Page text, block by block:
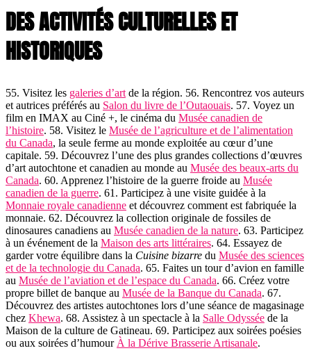
DES ACTIVITÉS CULTURELLES ET
HISTORIQUES
55. Visitez les galeries d’art de la région. 56. Rencontrez vos auteurs
et autrices préférés au Salon du livre de l’Outaouais. 57. Voyez un
film en IMAX au Ciné +, le cinéma du Musée canadien de
l’histoire. 58. Visitez le Musée de l’agriculture et de l’alimentation
du Canada, la seule ferme au monde exploitée au cœur d’une
capitale. 59. Découvrez l’une des plus grandes collections d’œuvres
d’art autochtone et canadien au monde au Musée des beaux-arts du
Canada. 60. Apprenez l’histoire de la guerre froide au Musée
canadien de la guerre. 61. Participez à une visite guidée à la
Monnaie royale canadienne et découvrez comment est fabriquée la
monnaie. 62. Découvrez la collection originale de fossiles de
dinosaures canadiens au Musée canadien de la nature. 63. Participez
à un événement de la Maison des arts littéraires. 64. Essayez de
garder votre équilibre dans la Cuisine bizarre du Musée des sciences
et de la technologie du Canada. 65. Faites un tour d’avion en famille
au Musée de l’aviation et de l’espace du Canada. 66. Créez votre
propre billet de banque au Musée de la Banque du Canada. 67.
Découvrez des artistes autochtones lors d’une séance de magasinage
chez Khewa. 68. Assistez à un spectacle à la Salle Odyssée de la
Maison de la culture de Gatineau. 69. Participez aux soirées poésies
ou aux soirées d’humour À la Dérive Brasserie Artisanale.